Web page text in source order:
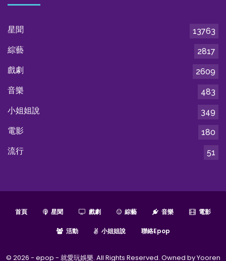
星聞
13763
綜藝
2817
戲劇
2609
音樂
483
小姐姐說
349
電影
180
流行
51
首頁 星聞 戲劇 綜藝 音樂 電影
活動 小姐姐說 聯絡epop
© 2026 - epop - 就愛玩娛樂. All Rights Reserved. Owned by Yooren